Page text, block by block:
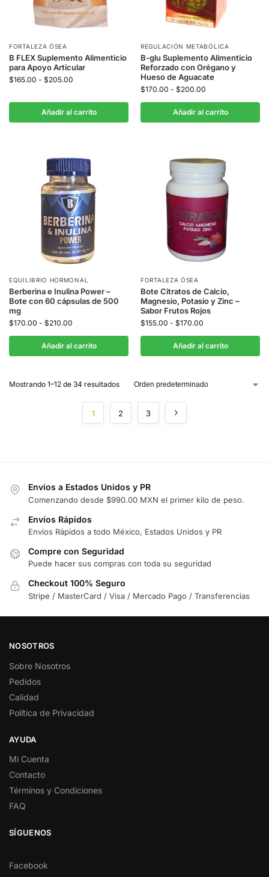
FORTALEZA ÓSEA
B FLEX Suplemento Alimenticio
para Apoyo Articular
$165.00 - $205.00
Añadir al carrito
REGULACIÓN METABÓLICA
B-glu Suplemento Alimenticio
Reforzado con Orégano y
Hueso de Aguacate
$170.00 - $200.00
Añadir al carrito
EQUILIBRIO HORMONAL
Berberina e Inulina Power –
Bote con 60 cápsulas de 500
mg
$170.00 - $210.00
Añadir al carrito
FORTALEZA ÓSEA
Bote Citratos de Calcio,
Magnesio, Potasio y Zinc –
Sabor Frutos Rojos
$155.00 - $170.00
Añadir al carrito
Mostrando 1–12 de 34 resultados
1 2 3
Envíos a Estados Unidos y PR
Comenzando desde $990.00 MXN el primer kilo de peso.
Envíos Rápidos
Envíos Rápidos a todo México, Estados Unidos y PR
Compre con Seguridad
Puede hacer sus compras con toda su seguridad
Checkout 100% Seguro
Stripe / MasterCard / Visa / Mercado Pago / Transferencias
NOSOTROS
Sobre Nosotros
Pedidos
Calidad
Política de Privacidad
AYUDA
Mi Cuenta
Contacto
Términos y Condiciones
FAQ
SÍGUENOS
Facebook